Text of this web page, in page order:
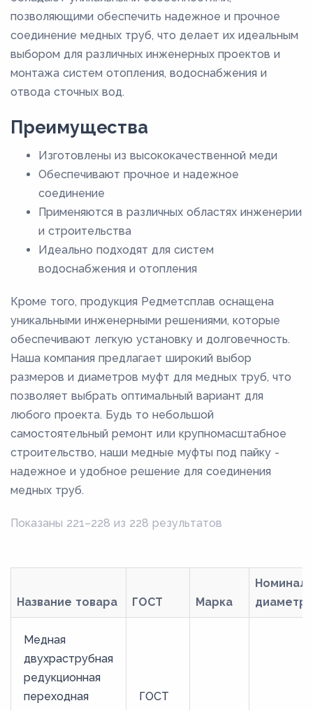
6
64
66,7
76,1
8
80
88,9
позволяющими обеспечить надежное и прочное
соединение медных труб, что делает их идеальным
выбором для различных инженерных проектов и
монтажа систем отопления, водоснабжения и
отвода сточных вод.
Преимущества
Изготовлены из высококачественной меди
Обеспечивают прочное и надежное
соединение
Применяются в различных областях инженерии
и строительства
Идеально подходят для систем
водоснабжения и отопления
Кроме того, продукция Редметсплав оснащена
уникальными инженерными решениями, которые
обеспечивают легкую установку и долговечность.
Наша компания предлагает широкий выбор
размеров и диаметров муфт для медных труб, что
позволяет выбрать оптимальный вариант для
любого проекта. Будь то небольшой
самостоятельный ремонт или крупномасштабное
строительство, наши медные муфты под пайку -
надежное и удобное решение для соединения
медных труб.
Показаны 221–228 из 228 результатов
Название товара ГОСТ Марка
диаметр
Медная
двухраструбная
редукционная
переходная
ГОСТ